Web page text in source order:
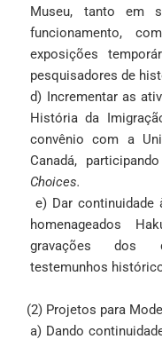
Museu, tanto em
funcionamento,
exposições
pesquisadores de
d) Incrementar as
História da
convênio com a
Canadá,
Choices.
e) Dar continuidade
homenageados
gravações dos
testemunhos
(2) Projetos para
a) Dando